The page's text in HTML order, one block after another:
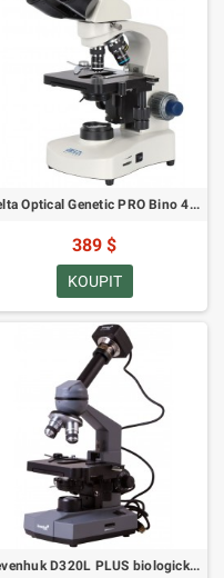
Delta Optical Genetic PRO Bino 40-1000x mikroskop s interní baterií (SKU: DO-3403)
389 $
KOUPIT
Levenhuk D320L PLUS biologický mikroskop s 3,1 Mpix kamerou (SKU: 73796)